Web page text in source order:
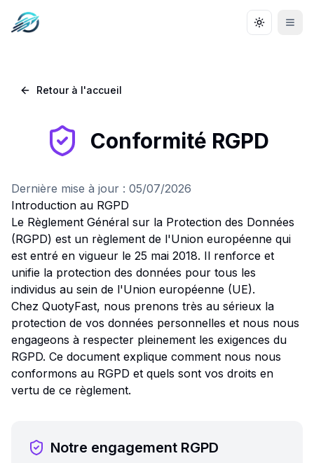
Changer
Retour à l'accueil
Conformité RGPD
Dernière mise à jour : 05/07/2026
Introduction au RGPD
Le Règlement Général sur la Protection des Données
(RGPD) est un règlement de l'Union européenne qui
est entré en vigueur le 25 mai 2018. Il renforce et
unifie la protection des données pour tous les
individus au sein de l'Union européenne (UE).
Chez QuotyFast, nous prenons très au sérieux la
protection de vos données personnelles et nous nous
engageons à respecter pleinement les exigences du
RGPD. Ce document explique comment nous nous
conformons au RGPD et quels sont vos droits en
vertu de ce règlement.
Notre engagement RGPD